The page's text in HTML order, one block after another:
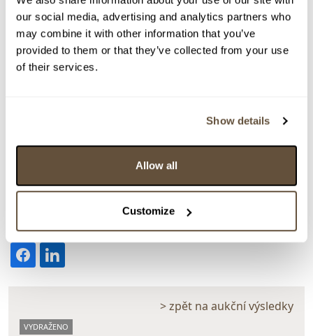
our social media, advertising and analytics partners who
may combine it with other information that you’ve
provided to them or that they’ve collected from your use
of their services.
Show details
Allow all
Customize
> Zobrazit detail položky a informace o autorovi
> zpět na aukční výsledky
VYDRAŽENO